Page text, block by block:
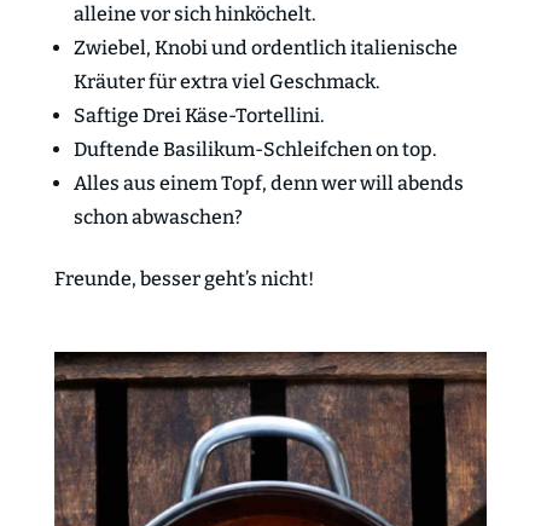
alleine vor sich hinköchelt.
Zwiebel, Knobi und ordentlich italienische
Kräuter für extra viel Geschmack.
Saftige Drei Käse-Tortellini.
Duftende Basilikum-Schleifchen on top.
Alles aus einem Topf, denn wer will abends
schon abwaschen?
Freunde, besser geht’s nicht!